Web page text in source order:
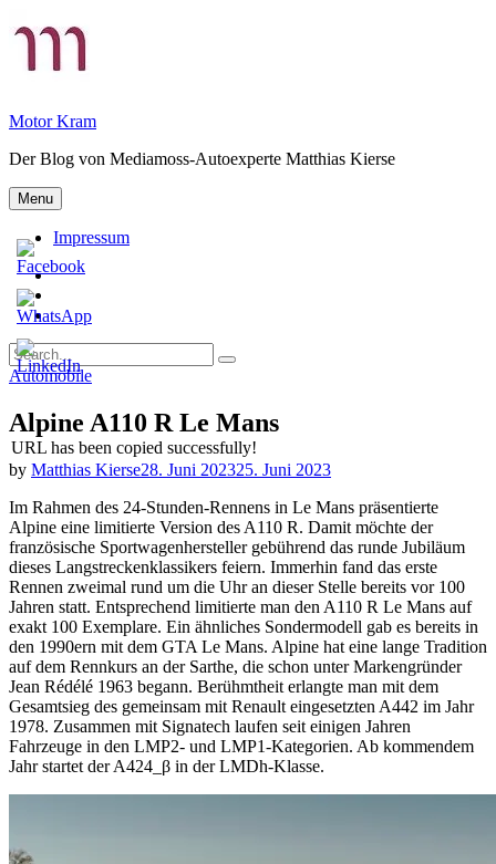
to
Motor Kram
Der Blog von Mediamoss-Autoexperte Matthias Kierse
Menu
Impressum
Privatsphäre-
ändern
der
Einstellungen
Einwilligungen
Search
for:
Search
Categories
Automobile
Alpine A110 R Le Mans
by Matthias Kierse28. Juni 202325. Juni 2023
Im Rahmen des 24-Stunden-Rennens in Le Mans präsentierte
Alpine eine limitierte Version des A110 R. Damit möchte der
französische Sportwagenhersteller gebührend das runde Jubiläum
dieses Langstreckenklassikers feiern. Immerhin fand das erste
Rennen zweimal rund um die Uhr an dieser Stelle bereits vor 100
Jahren statt. Entsprechend limitierte man den A110 R Le Mans auf
exakt 100 Exemplare. Ein ähnliches Sondermodell gab es bereits in
den 1990ern mit dem GTA Le Mans. Alpine hat eine lange Tradition
auf dem Rennkurs an der Sarthe, die schon unter Markengründer
Jean Rédélé 1963 begann. Berühmtheit erlangte man mit dem
Gesamtsieg des gemeinsam mit Renault eingesetzten A442 im Jahr
1978. Zusammen mit Signatech laufen seit einigen Jahren
Fahrzeuge in den LMP2- und LMP1-Kategorien. Ab kommendem
Jahr startet der A424_β in der LMDh-Klasse.
URL has been copied successfully!